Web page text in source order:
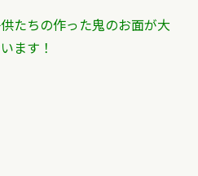
たちの作った鬼のお面が大
います！